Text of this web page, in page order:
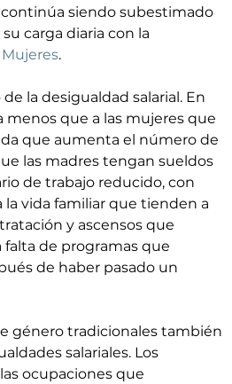
siendo subestimado
carga diaria con la
.
la desigualdad salarial. En
menos que a las mujeres que
que aumenta el número de
las madres tengan sueldos
de trabajo reducido, con
vida familiar que tienden a
y ascensos que
falta de programas que
de haber pasado un
género tradicionales también
salariales. Los
ocupaciones que